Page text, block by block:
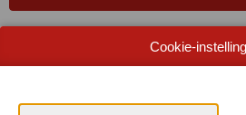
Cookie-